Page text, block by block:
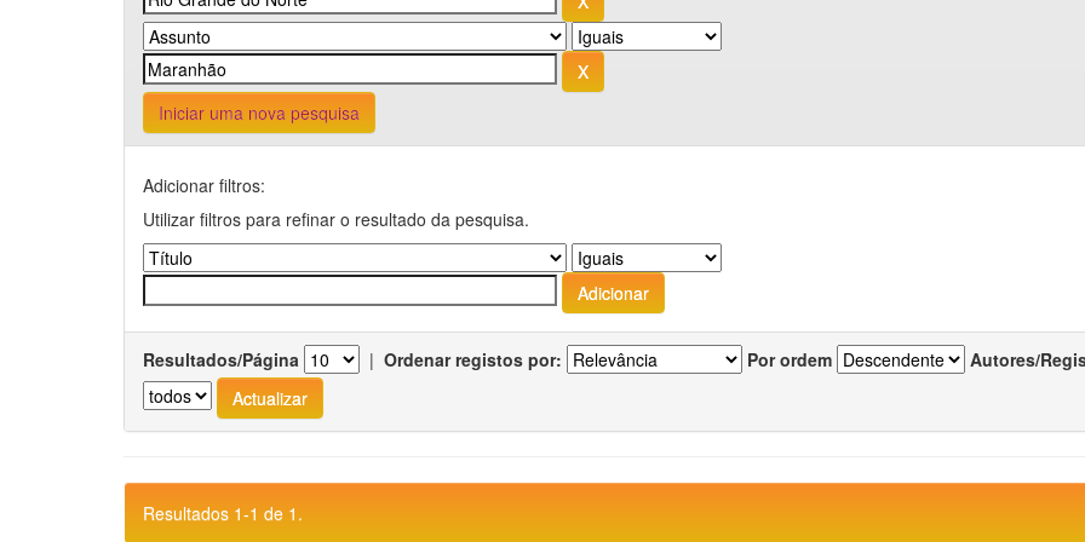
Iniciar uma nova pesquisa
Adicionar filtros:
Utilizar filtros para refinar o resultado da pesquisa.
Resultados/Página | Ordenar registos por: Por ordem Autores/
Resultados 1-1 de 1.